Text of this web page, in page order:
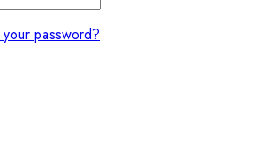
your password?